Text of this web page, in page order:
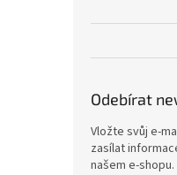
Odebírat
Vložte svůj e-
zasílat
našem e-shopu.